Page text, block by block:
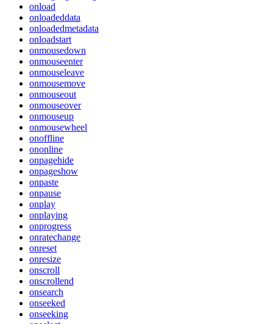
onload
onloadeddata
onloadedmetadata
onloadstart
onmousedown
onmouseenter
onmouseleave
onmousemove
onmouseout
onmouseover
onmouseup
onmousewheel
onoffline
ononline
onpagehide
onpageshow
onpaste
onpause
onplay
onplaying
onprogress
onratechange
onreset
onresize
onscroll
onscrollend
onsearch
onseeked
onseeking